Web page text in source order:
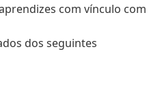
com vínculo com
dos seguintes